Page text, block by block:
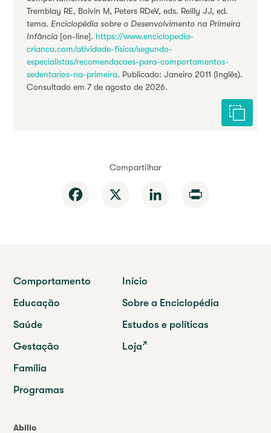
Tremblay RE, Boivin M, Peters RDeV, eds. Reilly JJ, ed.
tema. Enciclopédia sobre o Desenvolvimento na Primeira
Infância [on-line]. https://www.enciclopedia-
crianca.com/atividade-fisica/segundo-
especialistas/recomendacoes-para-comportamentos-
sedentarios-na-primeira. Publicado: Janeiro 2011 (Inglês).
Consultado em 7 de agosto de 2026.
Citar
Compartilhar
Facebook LinkedIn
Abilio
Comportamento
Educação
Saúde
Gestação
Família
Programas
Início
Sobre a Enciclopédia
Estudos e políticas
Loja